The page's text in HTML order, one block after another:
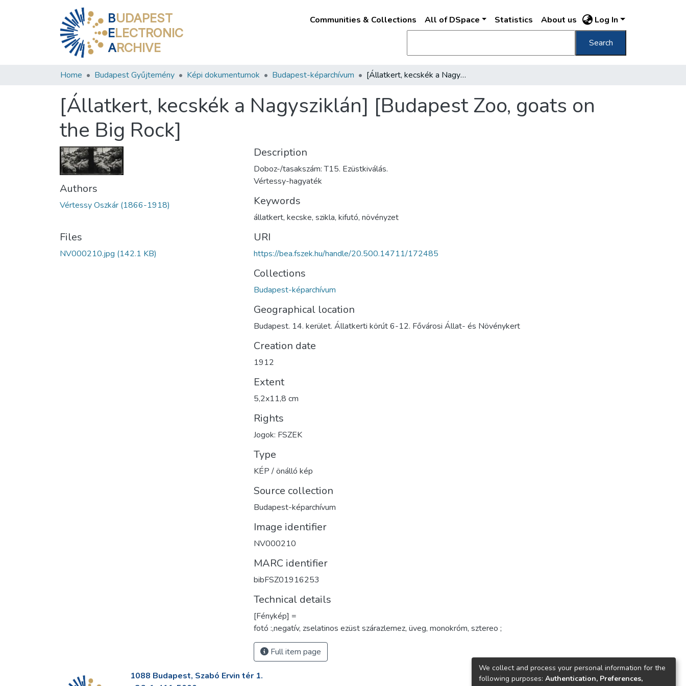
BUDAPEST
ELECTRONIC
ARCHIVE
Communities & Collections All of DSpace Statistics About us Log In
Search
Home Budapest Gyűjtemény Képi dokumentumok Budapest-képarchívum [Állatkert, kecskék a Nagysziklán] [Budapest Zoo, goats on the Big Rock]
[Állatkert, kecskék a Nagysziklán] [Budapest Zoo, goats on
the Big Rock]
Authors
Vértessy Oszkár (1866-1918)
Files
NV000210.jpg (142.1 KB)
Description
Doboz-/tasakszám: T15. Ezüstkiválás.
Vértessy-hagyaték
Keywords
állatkert, kecske, szikla, kifutó, növényzet
URI
https://bea.fszek.hu/handle/20.500.14711/172485
Collections
Budapest-képarchívum
Geographical location
Budapest. 14. kerület. Állatkerti körút 6-12. Fővárosi Állat- és Növénykert
Creation date
1912
Extent
5,2x11,8 cm
Rights
Jogok: FSZEK
Type
KÉP / önálló kép
Source collection
Budapest-képarchívum
Image identifier
NV000210
MARC identifier
bibFSZ01916253
Technical details
[Fénykép] =
fotó :,negatív, zselatinos ezüst szárazlemez, üveg, monokróm, sztereo ;
Full item page
1088 Budapest, Szabó Ervin tér 1.
We collect and process your personal information for the
following purposes: Authentication, Preferences,